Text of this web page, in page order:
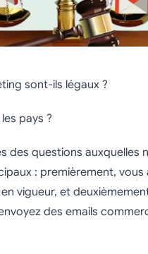
sont-ils légaux ?
pays ?
des questions auxquelles
: premièrement,
vigueur, et
des emails